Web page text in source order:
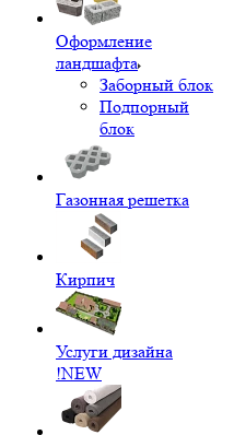
Оформление
ландшафта
Заборный блок
Подпорный
блок
Газонная решетка
Кирпич
Услуги дизайна
!NEW